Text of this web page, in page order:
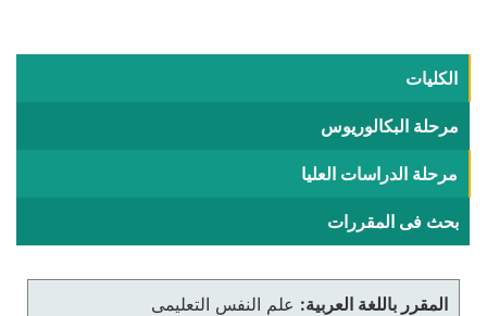
الكليات
مرحلة البكالوريوس
مرحلة الدراسات العليا
بحث فى المقررات
المقرر باللغة العربية: علم النفس التعليمى